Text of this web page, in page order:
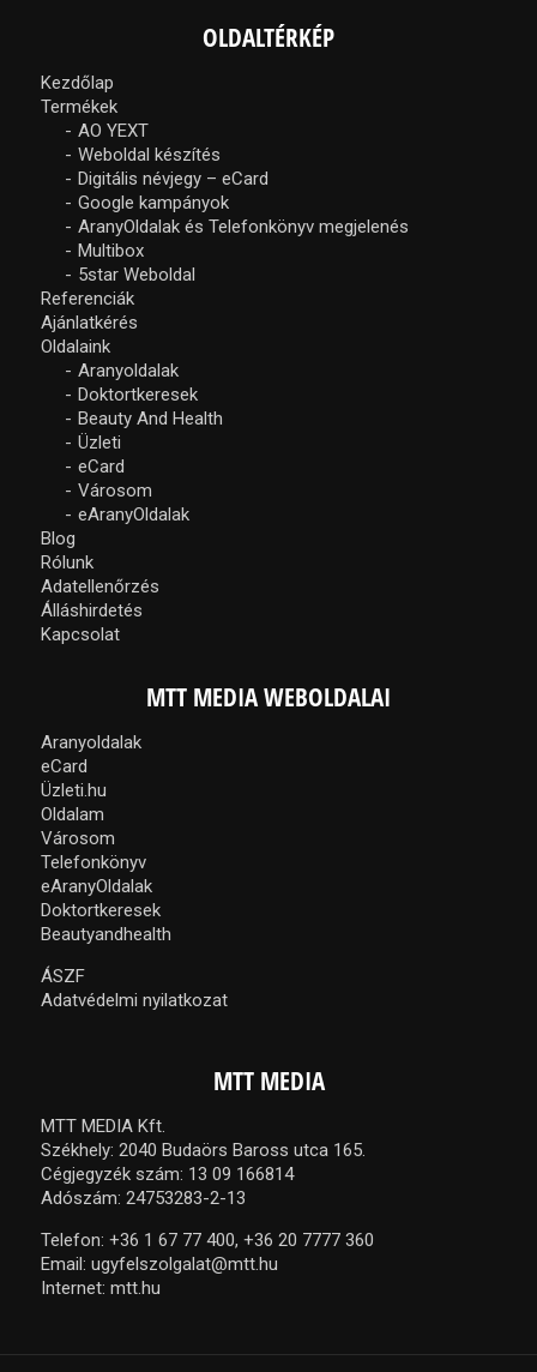
OLDALTÉRKÉP
Kezdőlap
Termékek
AO YEXT
Weboldal készítés
Digitális névjegy – eCard
Google kampányok
AranyOldalak és Telefonkönyv megjelenés
Multibox
5star Weboldal
Referenciák
Ajánlatkérés
Oldalaink
Aranyoldalak
Doktortkeresek
Beauty And Health
Üzleti
eCard
Városom
eAranyOldalak
Blog
Rólunk
Adatellenőrzés
Álláshirdetés
Kapcsolat
MTT MEDIA WEBOLDALAI
Aranyoldalak
eCard
Üzleti.hu
Oldalam
Városom
Telefonkönyv
eAranyOldalak
Doktortkeresek
Beautyandhealth
ÁSZF
Adatvédelmi nyilatkozat
MTT MEDIA
MTT MEDIA Kft.
Székhely: 2040 Budaörs Baross utca 165.
Cégjegyzék szám: 13 09 166814
Adószám: 24753283-2-13
Telefon: +36 1 67 77 400, +36 20 7777 360
Email: ugyfelszolgalat@mtt.hu
Internet: mtt.hu